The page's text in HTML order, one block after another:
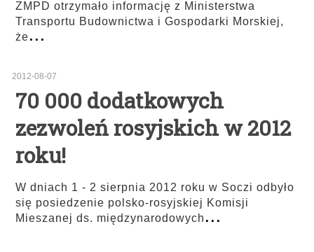
ZMPD otrzymało informację z Ministerstwa
Transportu Budownictwa i Gospodarki Morskiej,
że...
2012-08-07
70 000 dodatkowych
zezwoleń rosyjskich w 2012
roku!
W dniach 1 - 2 sierpnia 2012 roku w Soczi odbyło
się posiedzenie polsko-rosyjskiej Komisji
Mieszanej ds. międzynarodowych ...